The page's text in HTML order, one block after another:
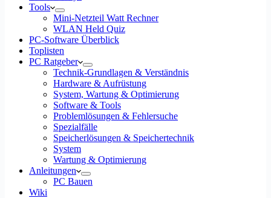
Tools
Mini-Netzteil Watt Rechner
WLAN Held Quiz
PC-Software Überblick
Toplisten
PC Ratgeber
Technik-Grundlagen & Verständnis
Hardware & Aufrüstung
System, Wartung & Optimierung
Software & Tools
Problemlösungen & Fehlersuche
Spezialfälle
Speicherlösungen & Speichertechnik
System
Wartung & Optimierung
Anleitungen
PC Bauen
Wiki